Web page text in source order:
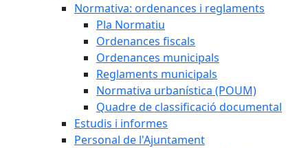
Normativa: ordenances i reglaments
Pla Normatiu
Ordenances fiscals
Ordenances municipals
Reglaments municipals
Normativa urbanística (POUM)
Quadre de classificació documental
Estudis i informes
Personal de l'Ajuntament